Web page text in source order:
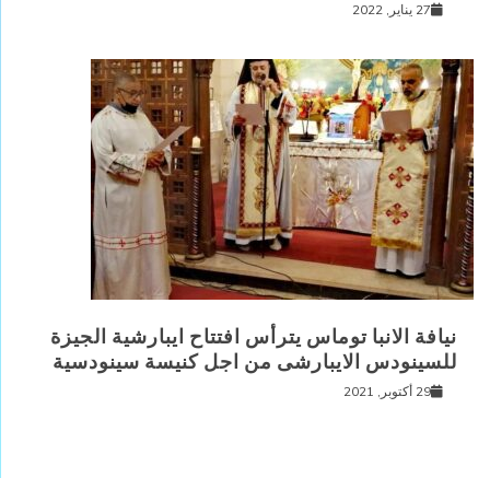
27 يناير, 2022
نيافة الانبا توماس يترأس افتتاح ايبارشية الجيزة
للسينودس الايبارشى من اجل كنيسة سينودسية
29 أكتوبر, 2021